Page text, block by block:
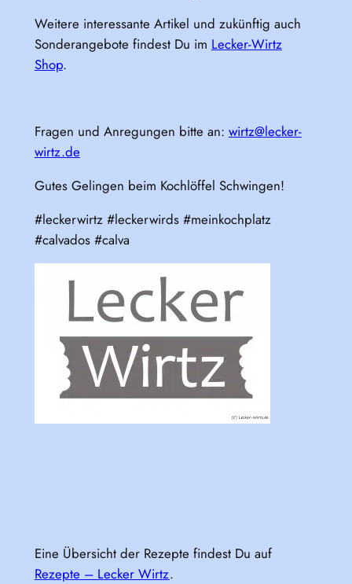
Weitere interessante Artikel und zukünftig auch
Sonderangebote findest Du im Lecker-Wirtz
Shop.
Fragen und Anregungen bitte an: wirtz@lecker-
wirtz.de
Gutes Gelingen beim Kochlöffel Schwingen!
#leckerwirtz #leckerwirds #meinkochplatz
#calvados #calva
Eine Übersicht der Rezepte findest Du auf
Rezepte – Lecker Wirtz.